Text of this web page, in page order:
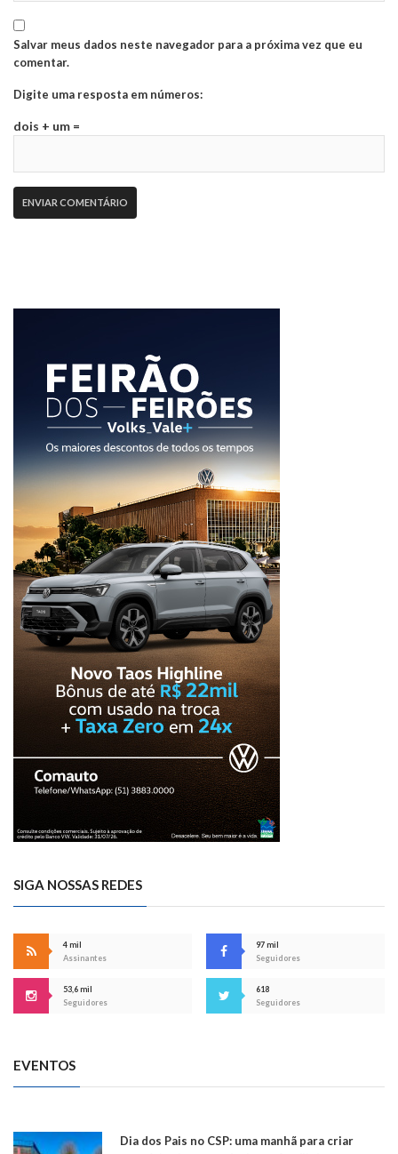
Salvar meus dados neste navegador para a próxima vez que eu
comentar.
Digite uma resposta em números:
dois + um =
SIGA NOSSAS REDES
4 mil
Assinantes
97 mil
Seguidores
53,6 mil
Seguidores
618
Seguidores
EVENTOS
Dia dos Pais no CSP: uma manhã para criar